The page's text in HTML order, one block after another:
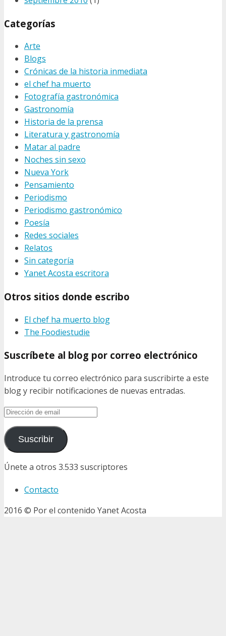
Categorías
Arte
Blogs
Crónicas de la historia inmediata
el chef ha muerto
Fotografía gastronómica
Gastronomía
Historia de la prensa
Literatura y gastronomía
Matar al padre
Noches sin sexo
Nueva York
Pensamiento
Periodismo
Periodismo gastronómico
Poesía
Redes sociales
Relatos
Sin categoría
Yanet Acosta escritora
Otros sitios donde escribo
El chef ha muerto blog
The Foodiestudie
Suscríbete al blog por correo electrónico
Introduce tu correo electrónico para suscribirte a este
blog y recibir notificaciones de nuevas entradas.
Dirección
emailSuscribir
Únete a otros 3.533 suscriptores
Contacto
2016 © Por el contenido Yanet Acosta